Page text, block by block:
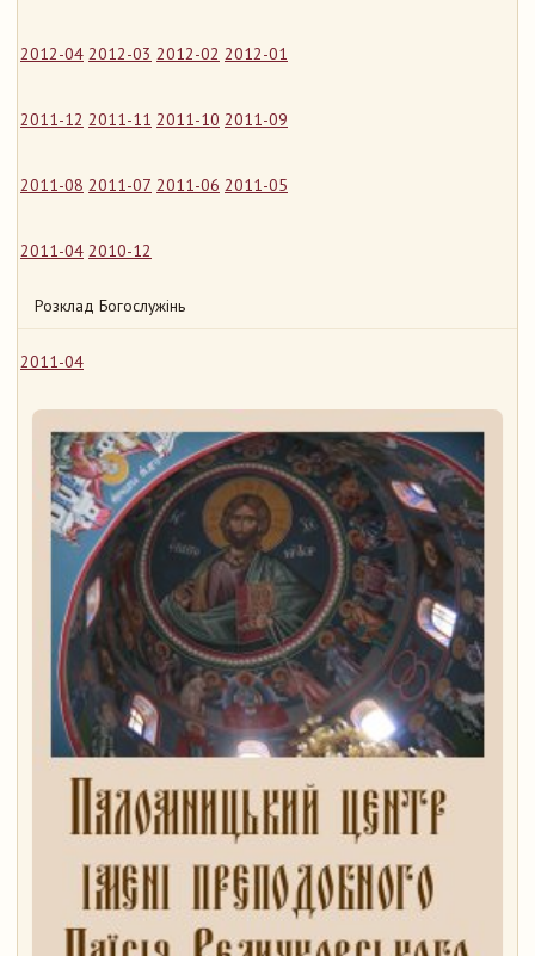
2012-04 2012-03 2012-02 2012-01
2011-12 2011-11 2011-10 2011-09
2011-08 2011-07 2011-06 2011-05
2011-04 2010-12
Розклад Богослужінь
2011-04